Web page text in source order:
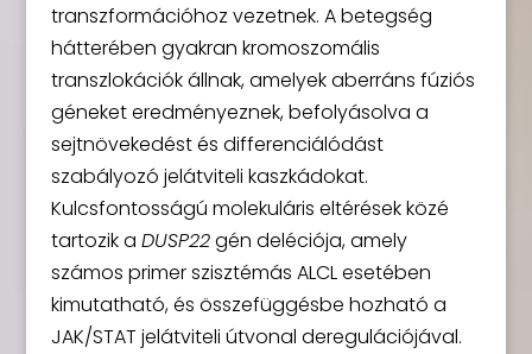
transzformációhoz vezetnek. A betegség
hátterében gyakran kromoszomális
transzlokációk állnak, amelyek aberráns fúziós
géneket eredményeznek, befolyásolva a
sejtnövekedést és differenciálódást
szabályozó jelátviteli kaszkádokat.
Kulcsfontosságú molekuláris eltérések közé
tartozik a DUSP22gén deléciója, amely
számos primer szisztémás ALCL esetében
kimutatható, és összefüggésbe hozható a
JAK/STAT jelátviteli útvonal deregulációjával.